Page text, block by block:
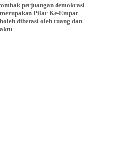
perjuangan demokrasi
merupakan Pilar Ke-Empat
dibatasi oleh ruang dan